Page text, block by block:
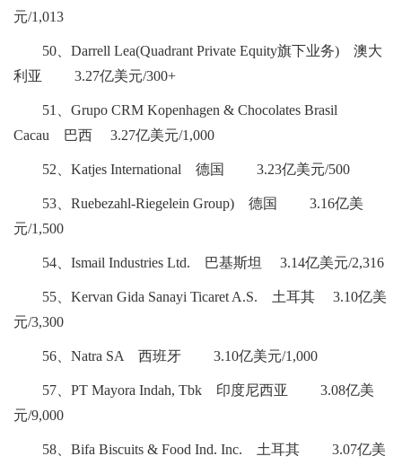
元/1,013
50、Darrell Lea(Quadrant Private Equity旗下业务) 澳大
利亚 3.27亿美元/300+
51、Grupo CRM Kopenhagen & Chocolates Brasil
Cacau 巴西 3.27亿美元/1,000
52、Katjes International 德国 3.23亿美元/500
53、Ruebezahl-Riegelein Group) 德国 3.16亿美
元/1,500
54、Ismail Industries Ltd. 巴基斯坦 3.14亿美元/2,316
55、Kervan Gida Sanayi Ticaret A.S. 土耳其 3.10亿美
元/3,300
56、Natra SA 西班牙 3.10亿美元/1,000
57、PT Mayora Indah, Tbk 印度尼西亚 3.08亿美
元/9,000
58、Bifa Biscuits & Food Ind. Inc. 土耳其 3.07亿美